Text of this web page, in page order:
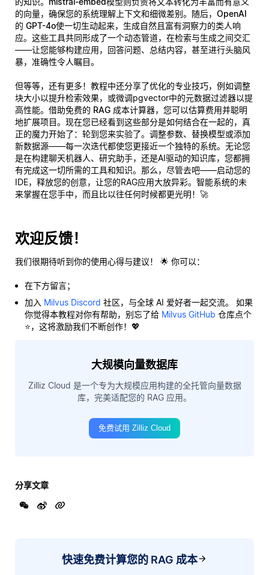
的向量，确保您的系统理解上下文和细微差别。随后， OpenAI
的 GPT-4o使一切生动起来，生成自然且富有洞察力的类人响
应。这些工具共同形成了一个动态管道，在检索与生成之间交汇
——让您能够构建应用，回答问题、总结内容，甚至进行头脑风
暴，准确性令人瞩目。
但等等，还有更多！教程中还分享了优化的专业技巧，例如调整
块大小以提升检索效果，或微调pgvector中的元数据过滤器以提
高性能。借助免费的 RAG 成本计算器，您可以估算费用并聪明
地扩展项目。现在您已经看到这些部分是如何结合在一起的，真
正的魔力开始了： 轮到您来实验了。调整参数、替换模型或添加
新数据源——每一次迭代都使您更接近一个独特的系统。无论您
是在构建聊天机器人、研究助手，还是AI驱动的知识库，您都拥
有完成这一切所需的工具和知识。那么，尽管去吧——启动您的
IDE，释放您的创意，让您的RAG应用大放异彩。智能系统的未
来掌握在您手中，而且比以往任何时候都更光明！🚀
欢迎反馈！
我们很期待听到你的使用心得与建议！ 🌟 你可以：
在下方留言；
加入 Milvus Discord 社区，与全球 AI 爱好者一起交流。 如果
你觉得本教程对你有帮助，别忘了给 Milvus GitHub 仓库点个
⭐，这将激励我们不断创作！💖
大规模向量数据库
Zilliz Cloud 是一个专为大规模应用构建的全托管向量数据
库，完美适配您的 RAG 应用。
免费试用 Zilliz Cloud
分享文章
快速免费计算您的 RAG 成本